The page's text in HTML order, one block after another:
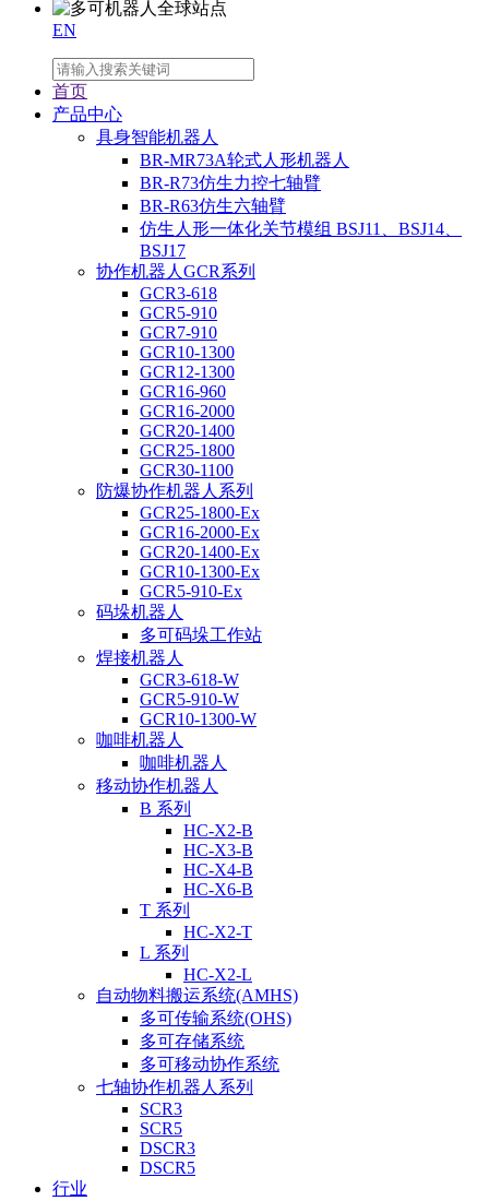
EN
首页
产品中心
具身智能机器人
BR-MR73A轮式人形机器人
BR-R73仿生力控七轴臂
BR-R63仿生六轴臂
仿生人形一体化关节模组 BSJ11、BSJ14、
BSJ17
协作机器人GCR系列
GCR3-618
GCR5-910
GCR7-910
GCR10-1300
GCR12-1300
GCR16-960
GCR16-2000
GCR20-1400
GCR25-1800
GCR30-1100
防爆协作机器人系列
GCR25-1800-Ex
GCR16-2000-Ex
GCR20-1400-Ex
GCR10-1300-Ex
GCR5-910-Ex
码垛机器人
多可码垛工作站
焊接机器人
GCR3-618-W
GCR5-910-W
GCR10-1300-W
咖啡机器人
咖啡机器人
移动协作机器人
B 系列
HC-X2-B
HC-X3-B
HC-X4-B
HC-X6-B
T 系列
HC-X2-T
L 系列
HC-X2-L
自动物料搬运系统(AMHS)
多可传输系统(OHS)
多可存储系统
多可移动协作系统
七轴协作机器人系列
SCR3
SCR5
DSCR3
DSCR5
行业